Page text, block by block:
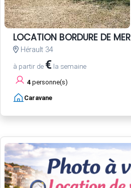
LOCATION BORDURE DE MER
Hérault 34
à partir de € la semaine
4 personne(s)
Caravane